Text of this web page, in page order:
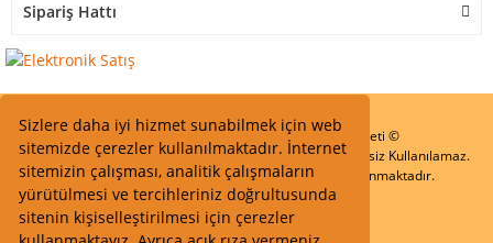
Sizlere daha iyi hizmet sunabilmek için web
sitemizde çerezler kullanılmaktadır. İnternet
sitemizin çalışması, analitik çalışmaların
yürütülmesi ve tercihleriniz doğrultusunda
sitenin kişiselleştirilmesi için çerezler
Sipariş Hattı
Start Elektronik Sanayi ve Ticaret Limited Şirketi ©
Resimler Yazılar ve İçeriklerin Tüm hakları saklıdır ve İzinsiz Kullanılamaz.
Kredi kartı bilgileriniz 256bit SSL Sertifikası ile Korunmaktadır.